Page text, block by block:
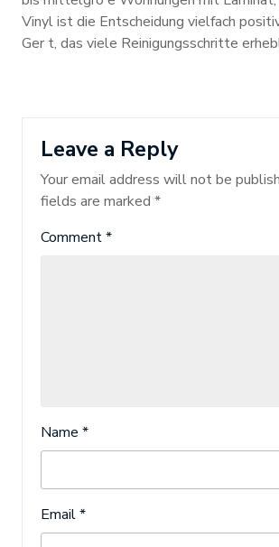
Vinyl ist die Entscheidung vielfach
Ger t, das viele Reinigungsschritte
Leave a Reply
Your email address will not be
fields are marked *
Comment*
Name *
Email*